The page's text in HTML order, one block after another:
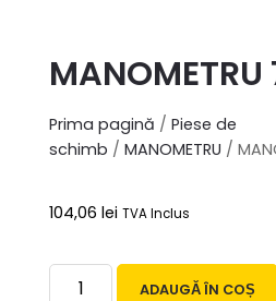
Prima pagină / Piese de
schimb / MANOMETRU /
104,06 lei TVA Inclus
ADAUGĂ ÎN COȘ